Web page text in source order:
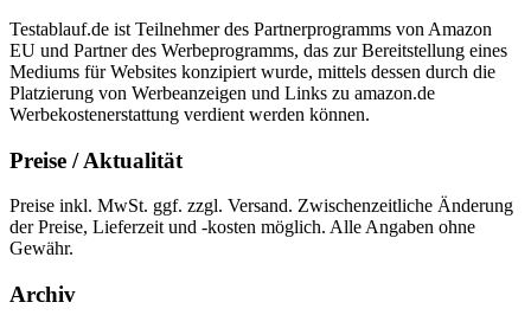
Testablauf.de ist Teilnehmer des Partnerprogramms von Amazon
EU und Partner des Werbeprogramms, das zur Bereitstellung eines
Mediums für Websites konzipiert wurde, mittels dessen durch die
Platzierung von Werbeanzeigen und Links zu amazon.de
Werbekostenerstattung verdient werden können.
Preise / Aktualität
Preise inkl. MwSt. ggf. zzgl. Versand. Zwischenzeitliche Änderung
der Preise, Lieferzeit und -kosten möglich. Alle Angaben ohne
Gewähr.
Archiv